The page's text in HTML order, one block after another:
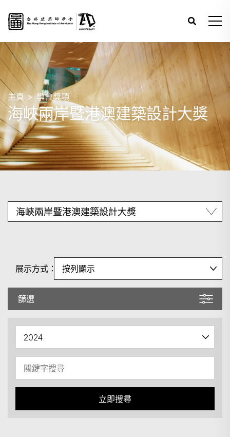
主頁 學會獎項
海峽兩岸暨港澳建築設計大獎
篩選
展示方式：
立即搜尋